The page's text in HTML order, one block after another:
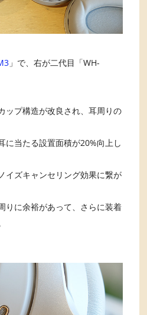
」で、右が二代目「WH-
ップ構造が改良され、耳周りの
に当たる設置面積が20%向上し
イズキャンセリング効果に繋が
りに余裕があって、さらに装着